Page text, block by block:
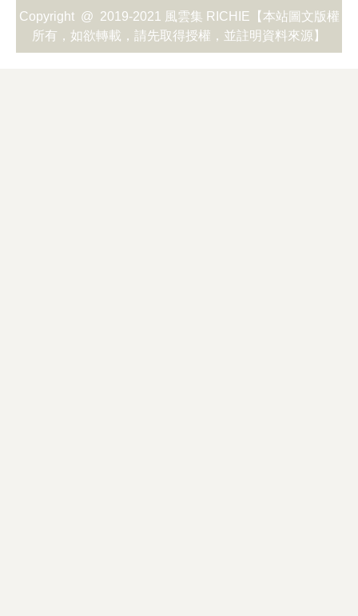
Copyright @ 2019-2021 風雲集 RICHIE【本站圖文版權
所有，如欲轉載，請先取得授權，並註明資料來源】